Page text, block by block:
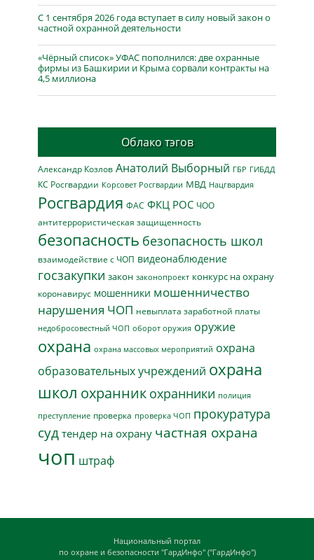
С 1 сентября 2026 года вступает в силу новый закон о
частной охранной деятельности
«Чёрный список» УФАС пополнился: две охранные
фирмы из Башкирии и Крыма сорвали контракты на
4,5 миллиона
Облако тэгов
Александр Козлов Анатолий Выборный ГБР ГИБДД
КС Росгвардии Корсовет Росгвардии МВД Нацгвардия
Росгвардия ФАС ФКЦ РОС ЧОО
антитеррористическая защищенность
безопасность безопасность школ
взаимодействие с ЧОП видеонаблюдение
госзакупки закон законопроект конкурс на охрану
коронавирус мошенники мошенничество
нарушения ЧОП невыплата заработной платы
недобросовестный ЧОП оборот оружия оружие
охрана охрана массовых мероприятий охрана
образовательных учреждений охрана
школ охранник охранники полиция
преступление проверка проверка ЧОП прокуратура
суд тендер на охрану частная охрана
чоп штраф
Национальный портал
по охране и безопасности "ГардИнфо" ("ГардИнфо")